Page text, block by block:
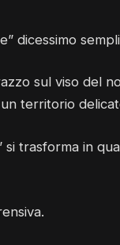
dicessimo
sul viso del
territorio
trasforma in